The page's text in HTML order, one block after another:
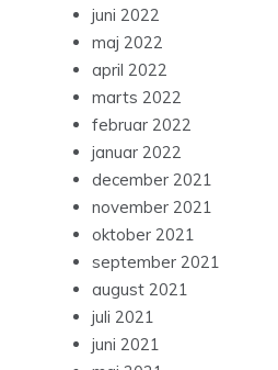
juni 2022
maj 2022
april 2022
marts 2022
februar 2022
januar 2022
december 2021
november 2021
oktober 2021
september 2021
august 2021
juli 2021
juni 2021